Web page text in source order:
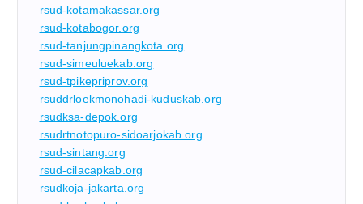
rsud-kotamakassar.org
rsud-kotabogor.org
rsud-tanjungpinangkota.org
rsud-simeuluekab.org
rsud-tpikepriprov.org
rsuddrloekmonohadi-kuduskab.org
rsudksa-depok.org
rsudrtnotopuro-sidoarjokab.org
rsud-sintang.org
rsud-cilacapkab.org
rsudkoja-jakarta.org